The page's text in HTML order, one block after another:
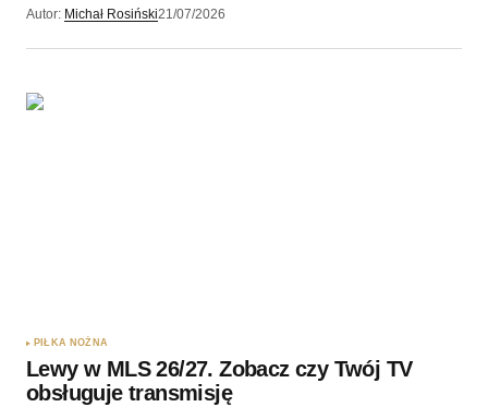
Autor: Michał Rosiński21/07/2026
PIŁKA NOŻNA
Lewy w MLS 26/27. Zobacz czy Twój TV
obsługuje transmisję